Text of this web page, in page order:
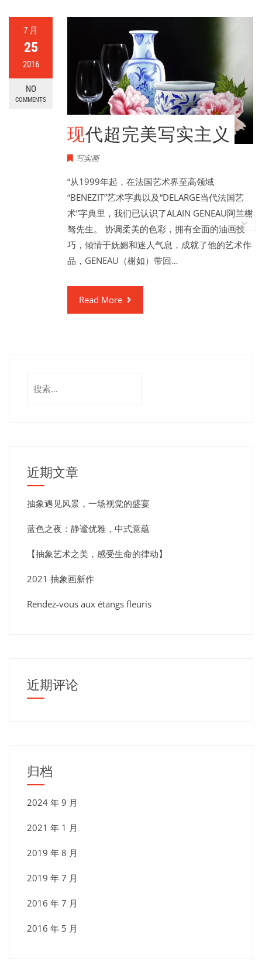
7 月
25
2016
NO
COMMENTS
现代超完美写实主义
写实画
“从1999年起，在法国艺术界至高领域
“BENEZIT”艺术字典以及“DELARGE当代法国艺
术”字典里，我们已认识了ALAIN GENEAU阿兰榭
驽先生。 协调柔美的色彩，拥有全面的油画技
巧，倾情于妩媚和迷人气息，成就了他的艺术作
品，GENEAU（榭如）带回…
Read More
近期文章
抽象遇见风景，一场视觉的盛宴
蓝色之夜：静谧优雅，中式意蕴
【抽象艺术之美，感受生命的律动】
2021 抽象画新作
Rendez-vous aux étangs fleuris
近期评论
归档
2024 年 9 月
2021 年 1 月
2019 年 8 月
2019 年 7 月
2016 年 7 月
2016 年 5 月